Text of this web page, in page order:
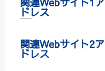
ドレス
関連Webサイト2ア
ドレス